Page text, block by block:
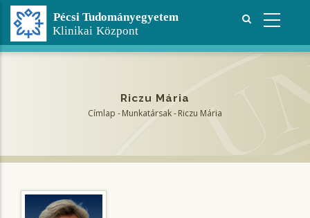
Ugrás
tartalomra
Riczu Mária
Címlap -Munkatársak-Riczu Mária